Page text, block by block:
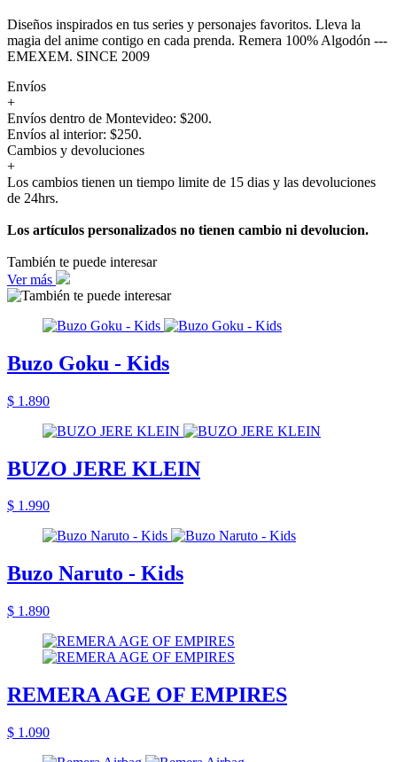
Diseños inspirados en tus series y personajes favoritos. Lleva la
magia del anime contigo en cada prenda. Remera 100% Algodón ---
EMEXEM. SINCE 2009
Envíos
+
Envíos dentro de Montevideo: $200.
Envíos al interior: $250.
Cambios y devoluciones
+
Los cambios tienen un tiempo limite de 15 dias y las devoluciones
de 24hrs.
Los artículos personalizados no tienen cambio ni devolucion.
También te puede interesar
Ver más
Buzo Goku - Kids
$ 1.890
BUZO JERE KLEIN
$ 1.990
Buzo Naruto - Kids
$ 1.890
REMERA AGE OF EMPIRES
$ 1.090